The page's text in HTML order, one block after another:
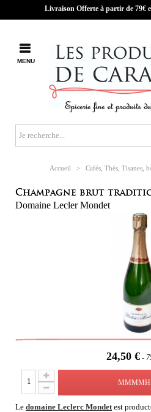
Livraison Offerte à partir de 79€
MENU
Accueil > Cafés, Thés, Tisanes,
Champagne brut
Domaine Lecler Mondet
24,50 €
MMMMH
Le domaine Leclerc Mondet est